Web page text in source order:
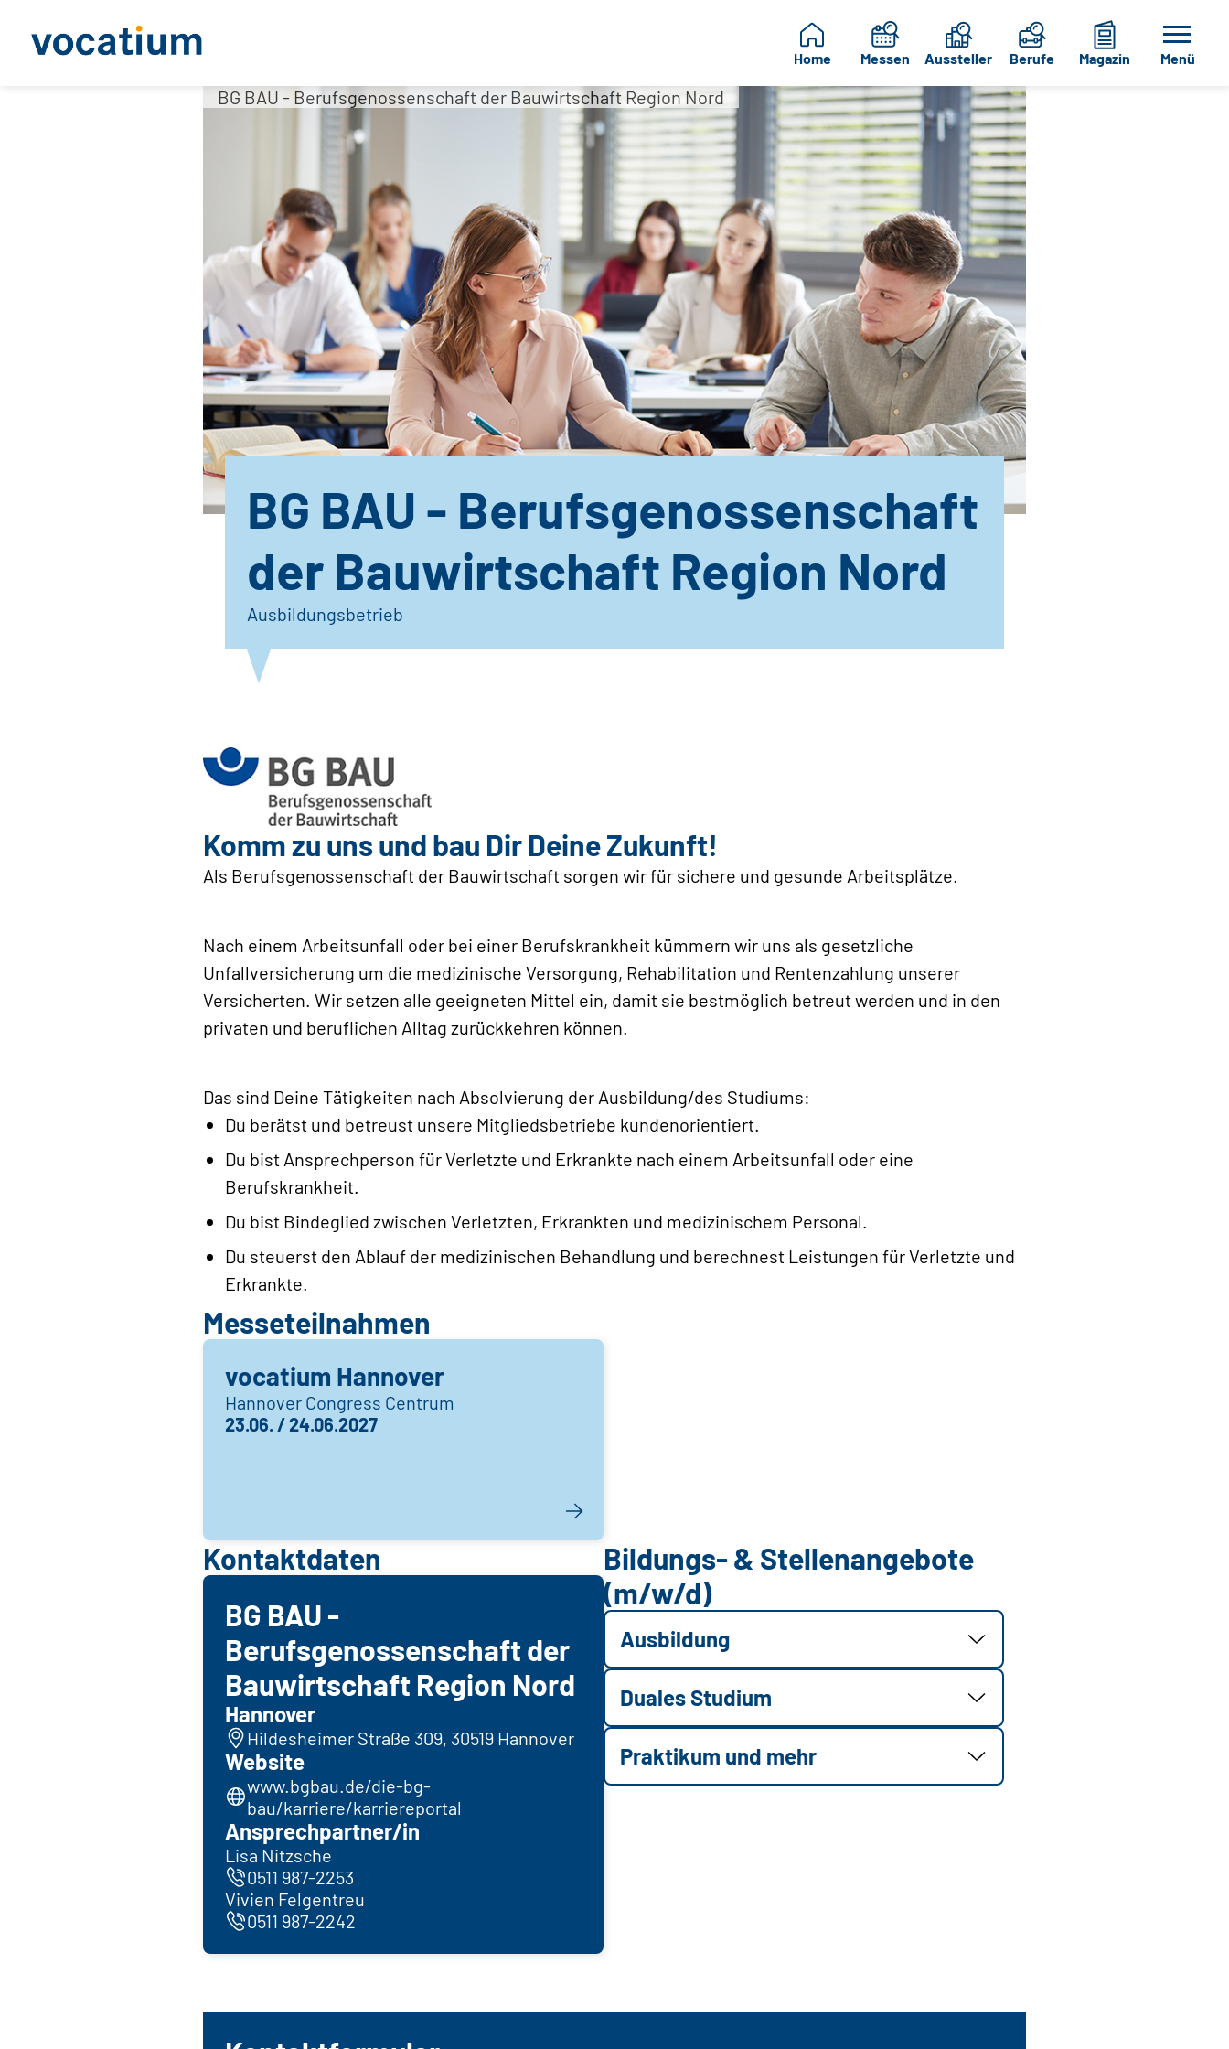
Home Messen Aussteller Berufe Magazin Menü
BG BAU - Berufsgenossenschaft der Bauwirtschaft Region Nord
BG BAU - Berufsgenossenschaft
der Bauwirtschaft Region Nord
Ausbildungsbetrieb
Komm zu uns und bau Dir Deine Zukunft!
Als Berufsgenossenschaft der Bauwirtschaft sorgen wir für sichere und gesunde Arbeitsplätze.
Nach einem Arbeitsunfall oder bei einer Berufskrankheit kümmern wir uns als gesetzliche
Unfallversicherung um die medizinische Versorgung, Rehabilitation und Rentenzahlung unserer
Versicherten. Wir setzen alle geeigneten Mittel ein, damit sie bestmöglich betreut werden und in den
privaten und beruflichen Alltag zurückkehren können.
Das sind Deine Tätigkeiten nach Absolvierung der Ausbildung/des Studiums:
Du berätst und betreust unsere Mitgliedsbetriebe kundenorientiert.
Du bist Ansprechperson für Verletzte und Erkrankte nach einem Arbeitsunfall oder eine
Berufskrankheit.
Du bist Bindeglied zwischen Verletzten, Erkrankten und medizinischem Personal.
Du steuerst den Ablauf der medizinischen Behandlung und berechnest Leistungen für Verletzte und
Erkrankte.
Messeteilnahmen
vocatium Hannover
Hannover Congress Centrum
23.06. / 24.06.2027
Kontaktdaten
BG BAU -
Berufsgenossenschaft der
Bauwirtschaft Region Nord
Hannover
Hildesheimer Straße 309, 30519 Hannover
Website
www.bgbau.de/die-bg-
bau/karriere/karriereportal
Ansprechpartner/in
Lisa Nitzsche
0511 987-2253
Vivien Felgentreu
0511 987-2242
Bildungs- & Stellenangebote
(m/w/d)
Ausbildung
Duales Studium
Praktikum und mehr